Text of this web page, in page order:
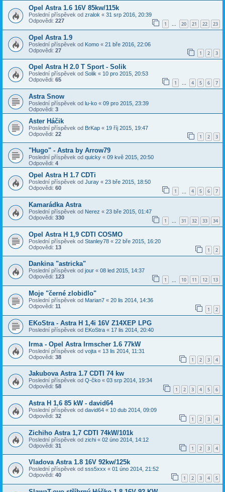
Opel Astra 1.6 16V 85kw/115k
Poslední příspěvek od zralok « 31 srp 2016, 20:39
Odpovědi: 227 1 … 20 21 22 23
Opel Astra 1.9
Poslední příspěvek od Komo « 21 bře 2016, 22:06
Odpovědi: 27 1 2 3
Opel Astra H 2.0 T Sport - Solik
Poslední příspěvek od Solik « 10 pro 2015, 20:53
Odpovědi: 65 1 … 4 5 6 7
Astra Snow
Poslední příspěvek od lu-ko « 09 pro 2015, 23:39
Odpovědi: 3
Aster Háčik
Poslední příspěvek od BrKap « 19 říj 2015, 19:47
Odpovědi: 22 1 2 3
"Hugo" - Astra by Arrow79
Poslední příspěvek od quicky « 09 kvě 2015, 20:50
Odpovědi: 4
Opel Astra H 1.7 CDTi
Poslední příspěvek od Juray « 23 bře 2015, 18:50
Odpovědi: 60 1 4 5 6 7
Kamarádka Astra
Poslední příspěvek od Nerez « 23 bře 2015, 01:47
Odpovědi: 330 1 … 31 32 33 34
Opel Astra H 1,9 CDTI COSMO
Poslední příspěvek od Stanley78 « 22 bře 2015, 16:20
Odpovědi: 13 1 2
Dankina "astricka"
Poslední příspěvek od jour « 08 led 2015, 14:37
Odpovědi: 123 1 10 11 12 13
Moje "černé zlobidlo"
Poslední příspěvek od Marian7 « 20 lis 2014, 14:36
Odpovědi: 11 1 2
EKoStra - Astra H 1,4i 16V Z14XEP LPG
Poslední příspěvek od EKoStra « 17 lis 2014, 20:40
Irma - Opel Astra Irmscher 1.6 77kW
Poslední příspěvek od vojta « 13 lis 2014, 11:31
Odpovědi: 38 1 2 3 4
Jakubova Astra 1.7 CDTI 74 kw
Poslední příspěvek od Q-čko « 03 srp 2014, 19:34
Odpovědi: 58 1 2 3 4 5 6
Astra H 1,6 85 kW - david64
Poslední příspěvek od david64 « 10 dub 2014, 09:09
Odpovědi: 32 1 2 3 4
Zichiho Astra 1,7 CDTI 74kW/101k
Poslední příspěvek od zichi « 02 úno 2014, 14:12
Odpovědi: 31 1 2 3 4
Vladova Astra 1.8 16V 92kw/125k
Poslední příspěvek od sss5xxx « 01 úno 2014, 21:52
Odpovědi: 40 1 2 3 4 5